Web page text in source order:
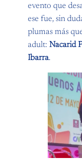
evento que
ese fue, sin
plumas más
adult: Nacarid
Ibarra.